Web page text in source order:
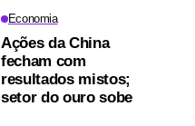
Economia
Ações da China
fecham com
resultados mistos;
setor do ouro sobe